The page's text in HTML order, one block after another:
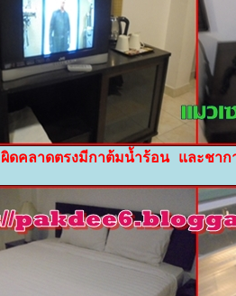
ผิดคลาดตรงมีกาต้มน้ำร้อน และชาก